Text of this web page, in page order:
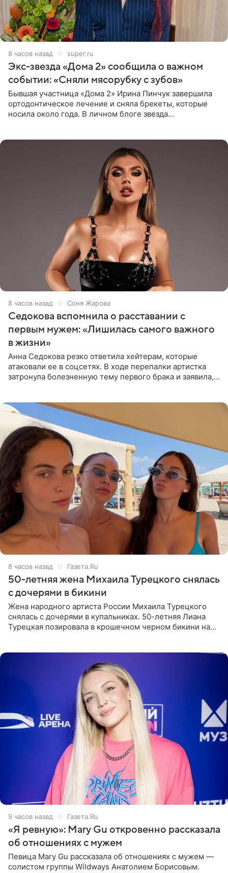
8 часов назад super.ru
Экс-звезда «Дома 2» сообщила о важном
событии: «Сняли мясорубку с зубов»
Бывшая участница «Дома 2» Ирина Пинчук завершила
ортодонтическое лечение и сняла брекеты, которые
носила около года. В личном блоге звезда
8 часов назад Соня Жарова
Седокова вспомнила о расставании с
первым мужем: «Лишилась самого важного
в жизни»
Анна Седокова резко ответила хейтерам, которые
атаковали ее в соцсетях. В ходе перепалки артистка
затронула болезненную тему первого брака и заявила,
8 часов назад Газета.Ru
50-летняя жена Михаила Турецкого снялась
с дочерями в бикини
Жена народного артиста России Михаила Турецкого
снялась с дочерями в купальниках. 50-летняя Лиана
Турецкая позировала в крошечном черном бикини на
9 часов назад Газета.Ru
«Я ревную»: Mary Gu откровенно рассказала
об отношениях с мужем
Певица Mary Gu рассказала об отношениях с мужем —
солистом группы Wildways Анатолием Борисовым.